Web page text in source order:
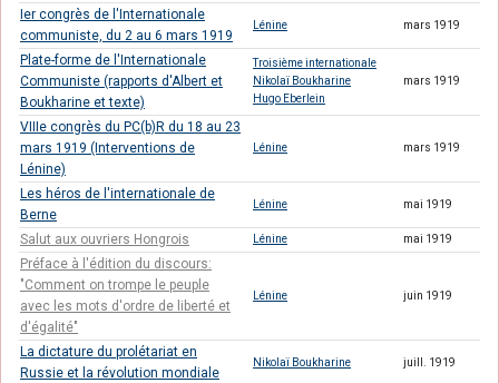
Ier congrès de l'Internationale
communiste, du 2 au 6 mars 1919
Lénine mars 1919
Plate-forme de l'Internationale
Communiste (rapports d'Albert et
Boukharine et texte)
Troisième internationale
Nikolaï Boukharine
Hugo Eberlein
mars 1919
VIIIe congrès du PC(b)R du 18 au 23
mars 1919 (Interventions de
Lénine)
Lénine mars 1919
Les héros de l'internationale de
Berne
Lénine mai 1919
Salut aux ouvriers Hongrois Lénine mai 1919
Préface à l'édition du discours:
"Comment on trompe le peuple
avec les mots d'ordre de liberté et
d'égalité"
Lénine juin 1919
La dictature du prolétariat en
Russie et la révolution mondiale
Nikolaï Boukharine juill. 1919